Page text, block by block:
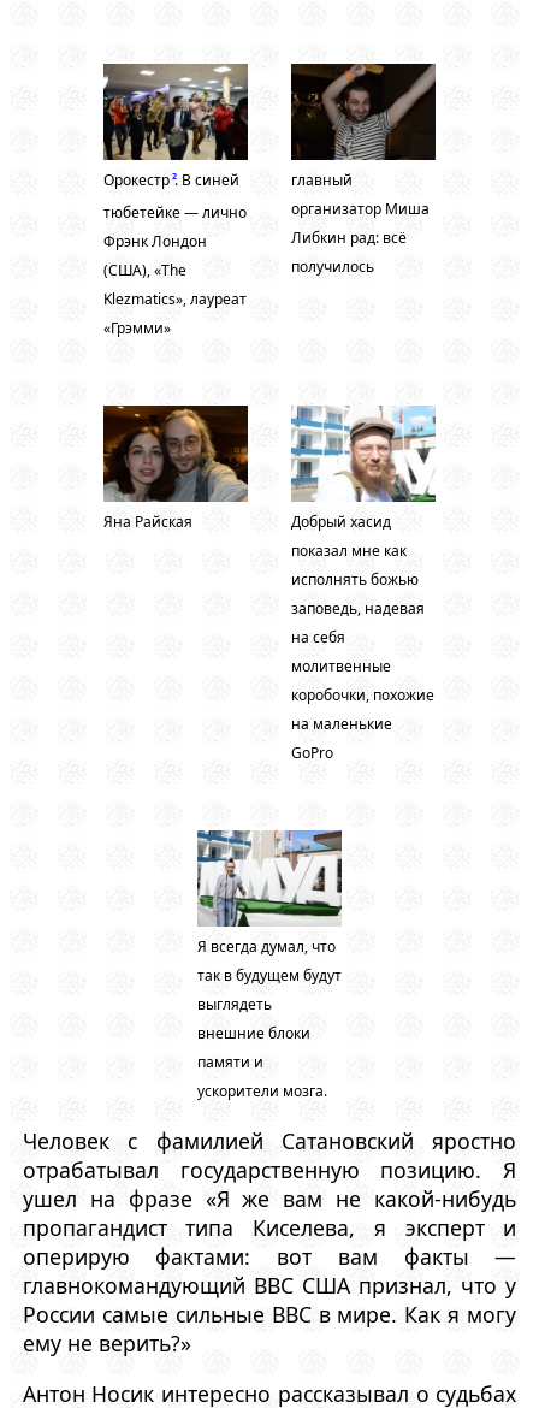
Орокестр 2. В синей
тюбетейке — лично
Фрэнк Лондон
(США), «The
Klezmatics», лауреат
«Грэмми»
главный
организатор Миша
Либкин рад: всё
получилось
Яна Райская
Добрый хасид
показал мне как
исполнять божью
заповедь, надевая
на себя
молитвенные
коробочки, похожие
на маленькие
GoPro
Я всегда думал, что
так в будущем будут
выглядеть
внешние блоки
памяти и
ускорители мозга.
Человек с фамилией Сатановский яростно
отрабатывал государственную позицию. Я
ушел на фразе «Я же вам не какой-нибудь
пропагандист типа Киселева, я эксперт и
оперирую фактами: вот вам факты —
главнокомандующий ВВС США признал, что у
России самые сильные ВВС в мире. Как я могу
ему не верить?»
Антон Носик интересно рассказывал о судьбах